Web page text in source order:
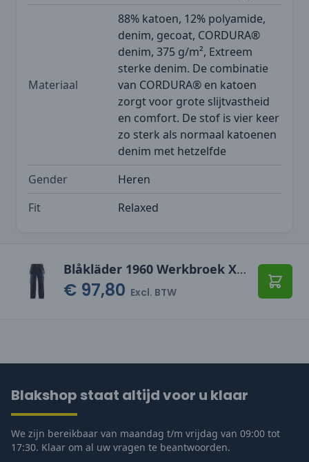
Materiaal
88% katoen, 12% polyamide,
denim, gecoat, CORDURA®
denim, 375 g/m², Extreem
sterke denim. De combinatie
van CORDURA® en katoen
zorgt voor grote slijtvastheid
en comfort. De stof is vier keer
zo sterk als normaal katoenen
denim met hetzelfde
Gender
Heren
Fit
Relaxed
Blåkläder 1960 Werkbroek X1900
€ 97,80 Excl. BTW
Blakshop staat altijd voor u klaar
We zijn bereikbaar van maandag t/m vrijdag van 09:00 tot
17:30. Klaar om al uw vragen te beantwoorden.